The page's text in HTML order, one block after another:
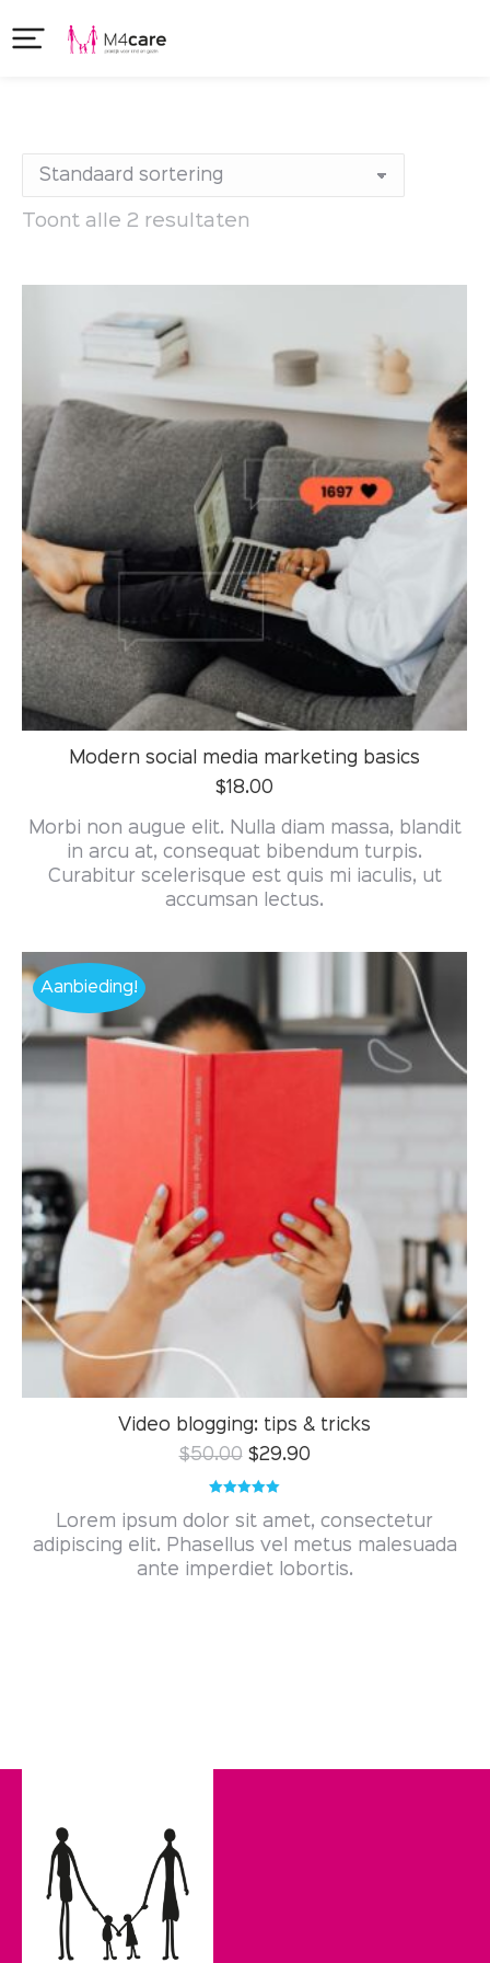
Toont alle 2 resultaten
Modern social media marketing basics
$18.00
Morbi non augue elit. Nulla diam massa, blandit
in arcu at, consequat bibendum turpis.
Curabitur scelerisque est quis mi iaculis, ut
accumsan lectus.
Aanbieding!
Video blogging: tips & tricks
$50.00 $29.90
5.00uit 5
Lorem ipsum dolor sit amet, consectetur
adipiscing elit. Phasellus vel metus malesuada
ante imperdiet lobortis.